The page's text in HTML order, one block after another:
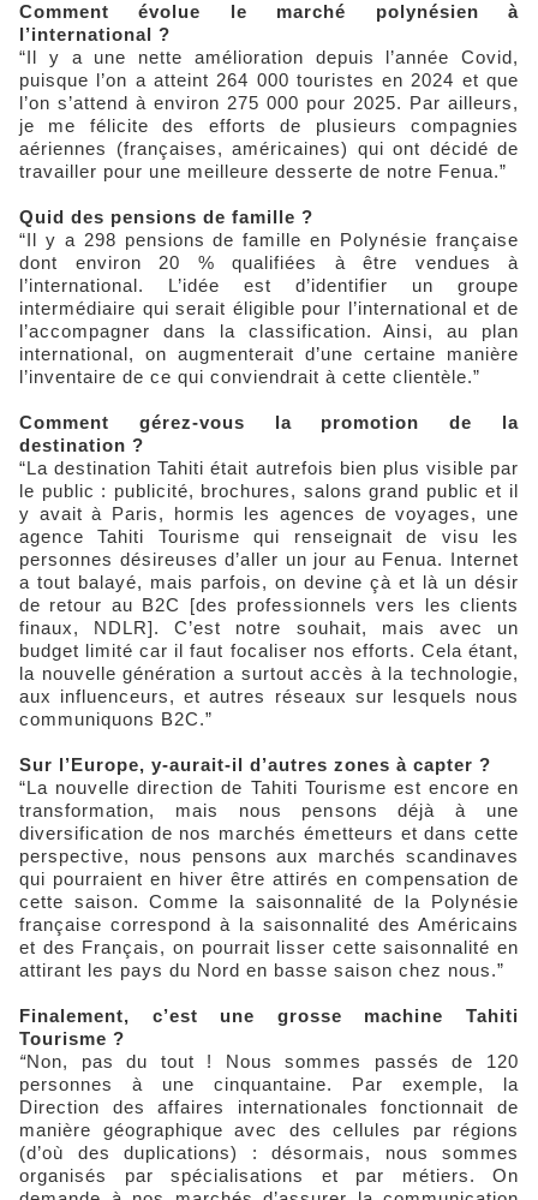
Comment évolue le marché polynésien à
l’international ?
“Il y a une nette amélioration depuis l’année Covid,
puisque l’on a atteint 264 000 touristes en 2024 et que
l’on s’attend à environ 275 000 pour 2025. Par ailleurs,
je me félicite des efforts de plusieurs compagnies
aériennes (françaises, américaines) qui ont décidé de
travailler pour une meilleure desserte de notre Fenua.”
Quid des pensions de famille ?
“Il y a 298 pensions de famille en Polynésie française
dont environ 20 % qualifiées à être vendues à
l’international. L’idée est d’identifier un groupe
intermédiaire qui serait éligible pour l’international et de
l’accompagner dans la classification. Ainsi, au plan
international, on augmenterait d’une certaine manière
l’inventaire de ce qui conviendrait à cette clientèle.”
Comment gérez-vous la promotion de la
destination ?
“La destination Tahiti était autrefois bien plus visible par
le public : publicité, brochures, salons grand public et il
y avait à Paris, hormis les agences de voyages, une
agence Tahiti Tourisme qui renseignait de visu les
personnes désireuses d’aller un jour au Fenua. Internet
a tout balayé, mais parfois, on devine çà et là un désir
de retour au B2C [des professionnels vers les clients
finaux, NDLR]. C’est notre souhait, mais avec un
budget limité car il faut focaliser nos efforts. Cela étant,
la nouvelle génération a surtout accès à la technologie,
aux influenceurs, et autres réseaux sur lesquels nous
communiquons B2C.”
Sur l’Europe, y-aurait-il d’autres zones à capter ?
“La nouvelle direction de Tahiti Tourisme est encore en
transformation, mais nous pensons déjà à une
diversification de nos marchés émetteurs et dans cette
perspective, nous pensons aux marchés scandinaves
qui pourraient en hiver être attirés en compensation de
cette saison. Comme la saisonnalité de la Polynésie
française correspond à la saisonnalité des Américains
et des Français, on pourrait lisser cette saisonnalité en
attirant les pays du Nord en basse saison chez nous.”
Finalement, c’est une grosse machine Tahiti
Tourisme ?
“Non, pas du tout ! Nous sommes passés de 120
personnes à une cinquantaine. Par exemple, la
Direction des affaires internationales fonctionnait de
manière géographique avec des cellules par régions
(d’où des duplications) : désormais, nous sommes
organisés par spécialisations et par métiers. On